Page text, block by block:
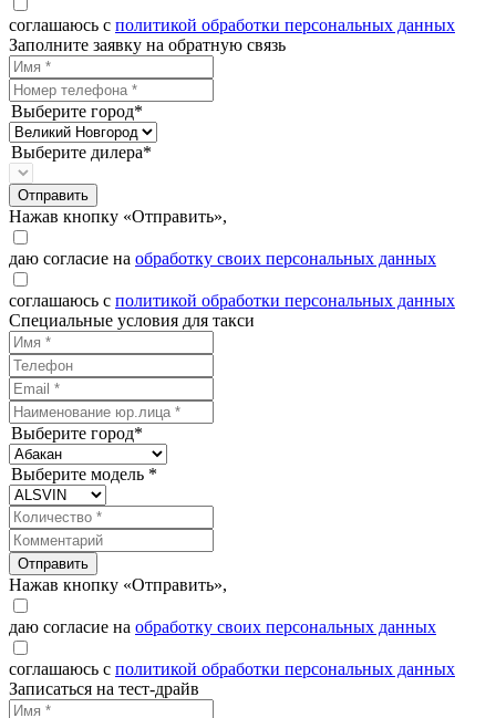
соглашаюсь с политикой обработки персональных данных
Заполните заявку на обратную связь
Выберите город*
Выберите дилера*
Отправить
Нажав кнопку «Отправить»,
даю согласие на обработку своих персональных данных
соглашаюсь с политикой обработки персональных данных
Специальные условия для такси
Выберите город*
Выберите модель *
Отправить
Нажав кнопку «Отправить»,
даю согласие на обработку своих персональных данных
соглашаюсь с политикой обработки персональных данных
Записаться на тест-драйв